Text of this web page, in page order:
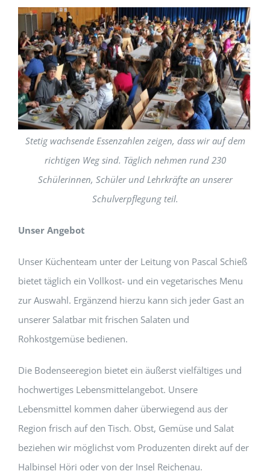
Stetig wachsende Essenzahlen zeigen, dass wir auf dem
richtigen Weg sind. Täglich nehmen rund 230
Schülerinnen, Schüler und Lehrkräfte an unserer
Schulverpflegung teil.
Unser Angebot
Unser Küchenteam unter der Leitung von Pascal Schieß
bietet täglich ein Vollkost- und ein vegetarisches Menu
zur Auswahl. Ergänzend hierzu kann sich jeder Gast an
unserer Salatbar mit frischen Salaten und
Rohkostgemüse bedienen.
Die Bodenseeregion bietet ein äußerst vielfältiges und
hochwertiges Lebensmittelangebot. Unsere
Lebensmittel kommen daher überwiegend aus der
Region frisch auf den Tisch. Obst, Gemüse und Salat
beziehen wir möglichst vom Produzenten direkt auf der
Halbinsel Höri oder von der Insel Reichenau.